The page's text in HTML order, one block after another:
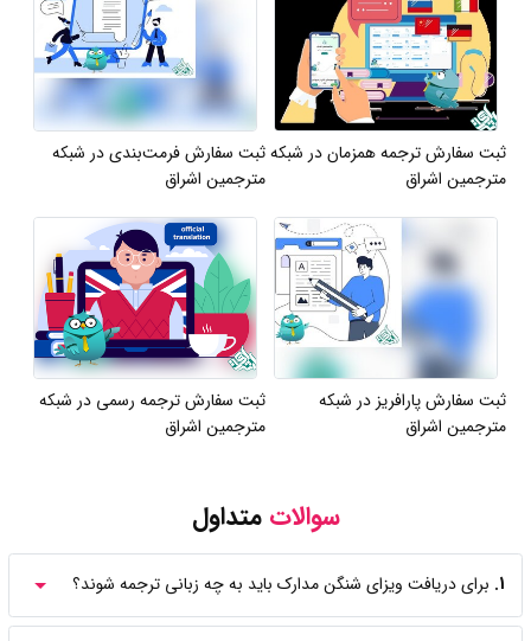
ثبت سفارش ترجمه همزمان در شبکه
مترجمین اشراق
ثبت سفارش فرمت‌بندی در شبکه
مترجمین اشراق
ثبت سفارش پارافریز در شبکه
مترجمین اشراق
ثبت سفارش ترجمه رسمی در شبکه
مترجمین اشراق
سوالاتمتداول
1. برای دریافت ویزای شنگن مدارک باید به چه زبانی ترجمه شوند؟